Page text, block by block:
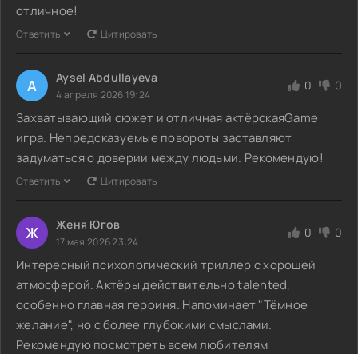
отличное!
Ответить Цитировать
A Aysel Abdullayeva
4 апреля 2026 19:24
0 0
Захватывающий сюжет и отличная актёрскаяGame
игра. Непредсказуемые повороты заставляют
задуматься о доверии между людьми. Рекомендую!
Ответить Цитировать
Ж Женя Югов
17 мая 2026 23:24
0 0
Интересный психологический триллер с хорошей
атмосферой. Актёры действительно talented,
особенно главная героиня. Напоминает "Тёмное
желание", но с более глубокими смыслами.
Рекомендую посмотреть всем любителям